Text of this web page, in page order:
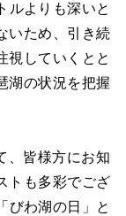
ルよりも深いと
いため、引き続
視していくとと
湖の状況を把握
、皆様方にお知
トも多彩でござ
びわ湖の日」と